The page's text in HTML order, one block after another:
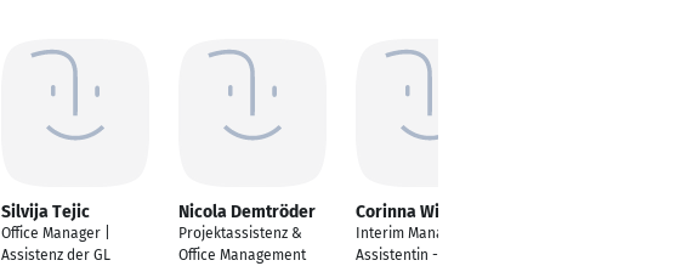
Silvija Tejic
Office Manager |
Assistenz der GL
Nicola Demtröder
Projektassistenz &
Office Management
Corinna Will
Interim Management
Assistentin - Ihre